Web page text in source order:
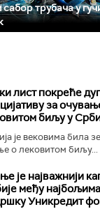
трубача у
лист покреће
за
биљу у
је вековима била
о лековитом биљу...
је најважнији
међу
Уникредит